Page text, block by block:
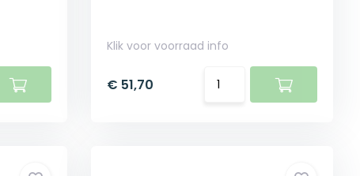
Klik voor voorraad info
€ 51,70